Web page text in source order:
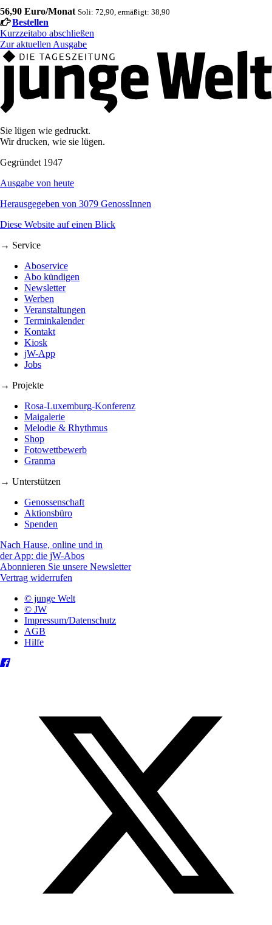
56,90 Euro/Monat Soli: 72,90, ermäßigt: 38,90
Bestellen
Kurzzeitabo abschließen
Zur aktuellen Ausgabe
Sie lügen wie gedruckt.
Wir drucken, wie sie lügen.
Gegründet 1947
Ausgabe von heute
Herausgegeben von 3079 GenossInnen
Diese Website auf einen Blick
→ Service
Aboservice
Abo kündigen
Newsletter
Werben
Veranstaltungen
Terminkalender
Kontakt
Kiosk
jW-App
Jobs
→ Projekte
Rosa-Luxemburg-Konferenz
Maigalerie
Melodie & Rhythmus
Shop
Fotowettbewerb
Granma
→ Unterstützen
Genossenschaft
Aktionsbüro
Spenden
Nach Hause, online und in
der App: die jW-Abos
Abonnieren Sie unsere Newsletter
Vertrag widerrufen
© junge Welt
© JW
Impressum/Datenschutz
AGB
Hilfe